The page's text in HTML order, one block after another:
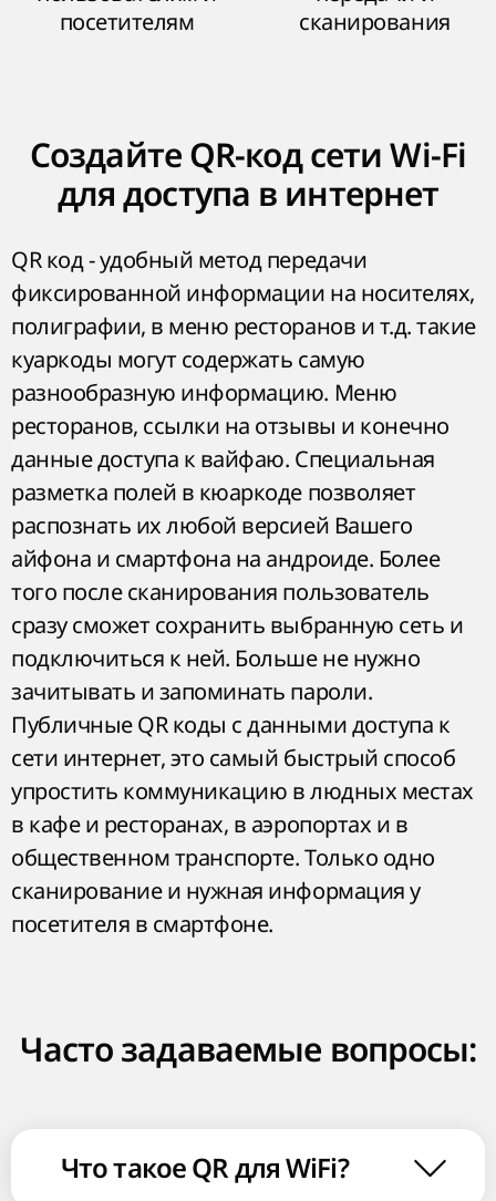
посетителям
сканирования
Создайте QR-код сети Wi-Fi
для доступа в интернет
QR код - удобный метод передачи
фиксированной информации на носителях,
полиграфии, в меню ресторанов и т.д. такие
куаркоды могут содержать самую
разнообразную информацию. Меню
ресторанов, ссылки на отзывы и конечно
данные доступа к вайфаю. Специальная
разметка полей в кюаркоде позволяет
распознать их любой версией Вашего
айфона и смартфона на андроиде. Более
того после сканирования пользователь
сразу сможет сохранить выбранную сеть и
подключиться к ней. Больше не нужно
зачитывать и запоминать пароли.
Публичные QR коды с данными доступа к
сети интернет, это самый быстрый способ
упростить коммуникацию в людных местах
в кафе и ресторанах, в аэропортах и в
общественном транспорте. Только одно
сканирование и нужная информация у
посетителя в смартфоне.
Часто задаваемые вопросы:
Что такое QR для WiFi?